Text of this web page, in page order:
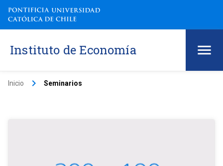
Instituto de Economía
Inicio keyboard_arrow_right Seminarios